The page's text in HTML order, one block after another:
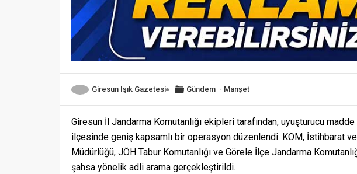
Giresun Işık Gazetesi Gündem - Manşet
Giresun İl Jandarma Komutanlığı ekipleri tarafından, uyuşturucu
ilçesinde geniş kapsamlı bir operasyon düzenlendi. KOM, İstihbarat
Müdürlüğü, JÖH Tabur Komutanlığı ve Görele İlçe Jandarma
şahsa yönelik adli arama gerçekleştirildi.